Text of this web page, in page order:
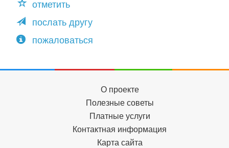
отметить
послать другу
пожаловаться
О проекте
Полезные советы
Платные услуги
Контактная информация
Карта сайта